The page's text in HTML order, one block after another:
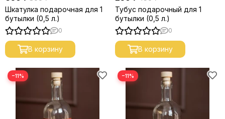
Шкатулка подарочная для 1
бутылки (0,5 л.)
0
В корзину
Тубус подарочный для 1
бутылки (0,5 л.)
0
В корзину
−11% −11%